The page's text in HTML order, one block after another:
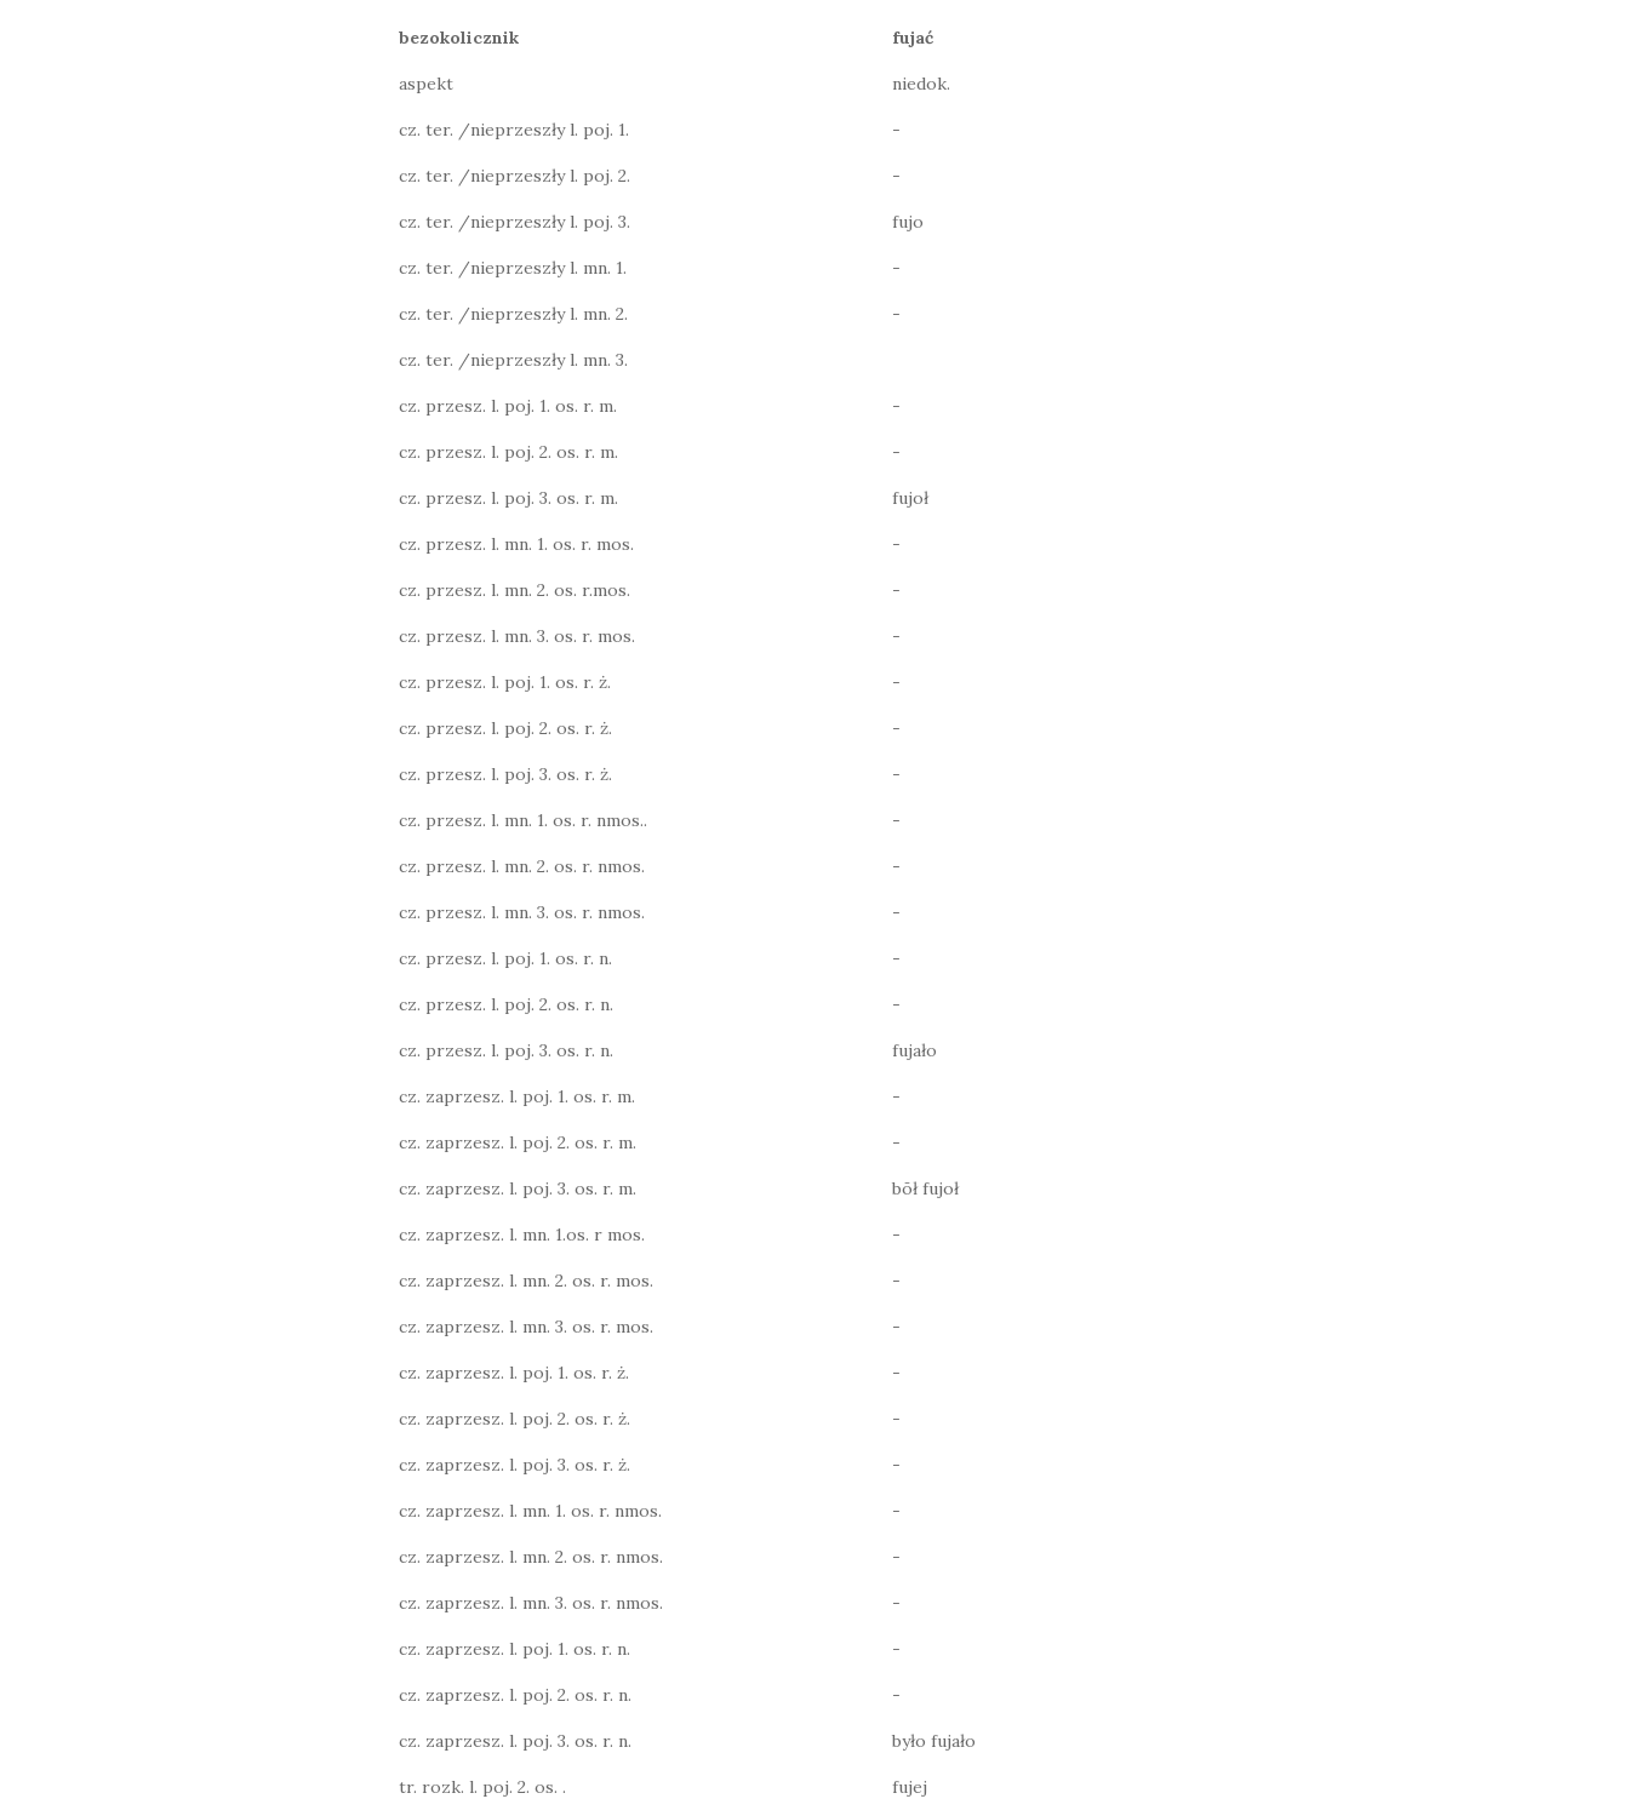
bezokolicznik fujać
aspekt niedok.
cz. ter. /nieprzeszły l. poj. 1. -
cz. ter. /nieprzeszły l. poj. 2. -
cz. ter. /nieprzeszły l. poj. 3. fujo
cz. ter. /nieprzeszły l. mn. 1. -
cz. ter. /nieprzeszły l. mn. 2. -
cz. ter. /nieprzeszły l. mn. 3.
cz. przesz. l. poj. 1. os. r. m. -
cz. przesz. l. poj. 2. os. r. m. -
cz. przesz. l. poj. 3. os. r. m. fujoł
cz. przesz. l. mn. 1. os. r. mos. -
cz. przesz. l. mn. 2. os. r.mos. -
cz. przesz. l. mn. 3. os. r. mos. -
cz. przesz. l. poj. 1. os. r. ż. -
cz. przesz. l. poj. 2. os. r. ż. -
cz. przesz. l. poj. 3. os. r. ż. -
cz. przesz. l. mn. 1. os. r. nmos.. -
cz. przesz. l. mn. 2. os. r. nmos. -
cz. przesz. l. mn. 3. os. r. nmos. -
cz. przesz. l. poj. 1. os. r. n. -
cz. przesz. l. poj. 2. os. r. n. -
cz. przesz. l. poj. 3. os. r. n. fujało
cz. zaprzesz. l. poj. 1. os. r. m. -
cz. zaprzesz. l. poj. 2. os. r. m. -
cz. zaprzesz. l. poj. 3. os. r. m. bōł fujoł
cz. zaprzesz. l. mn. 1.os. r mos. -
cz. zaprzesz. l. mn. 2. os. r. mos. -
cz. zaprzesz. l. mn. 3. os. r. mos. -
cz. zaprzesz. l. poj. 1. os. r. ż. -
cz. zaprzesz. l. poj. 2. os. r. ż. -
cz. zaprzesz. l. poj. 3. os. r. ż. -
cz. zaprzesz. l. mn. 1. os. r. nmos. -
cz. zaprzesz. l. mn. 2. os. r. nmos. -
cz. zaprzesz. l. mn. 3. os. r. nmos. -
cz. zaprzesz. l. poj. 1. os. r. n. -
cz. zaprzesz. l. poj. 2. os. r. n. -
cz. zaprzesz. l. poj. 3. os. r. n. było fujało
tr. rozk. l. poj. 2. os. . fujej